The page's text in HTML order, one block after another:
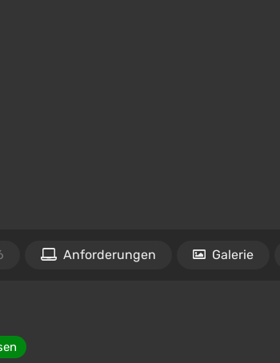
Anforderungen Galerie